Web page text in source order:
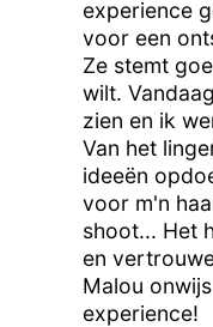
experience
voor een
Ze stemt
wilt.
zien en ik
Van het
ideeën
voor m'n
shoot... Het
en
Malou
experience!